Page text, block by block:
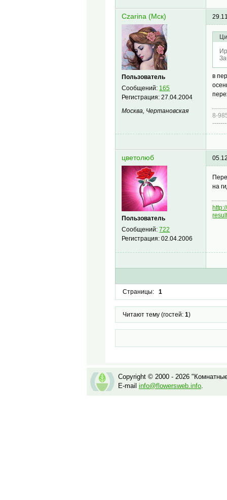
Czarina (Мск)
Пользователь
Сообщений: 165
Регистрация:27.04.2004
Москва, Чертановская
в
8-
цветолюб
Пользователь
Сообщений:722
Регистрация:02.04.2006
на
Страницы: 1
Читают тему (гостей: 1)
Copyright © 2000 - 2026
E-mail info@flowersweb.info.